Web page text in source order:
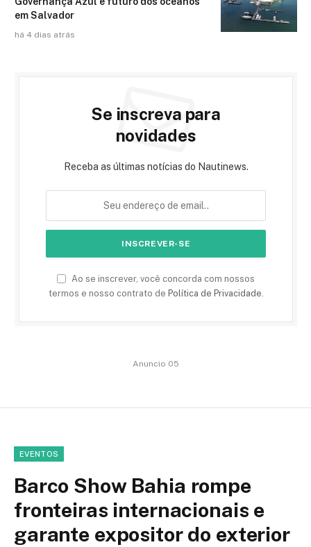
em Salvador
há 4 dias atrás
Se inscreva para
novidades
Receba as últimas notícias do Nautinews.
Ao se inscrever, você concorda com nossos
termos e nosso contrato de Política de Privacidade
Anuncio 05
EVENTOS
Barco Show Bahia rompe
fronteiras internacionais e
garante expositor do exterior